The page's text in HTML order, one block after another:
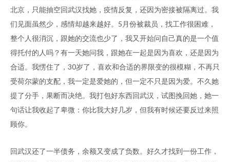
北京，只能抽空回武汉找她，疫情反复，还因为密接被隔离过。我
们见面虽然少，感情却越来越好。5月份被裁员，找工作很困难，
整个人很消沉，跟她的交流也少了，我又开始问自己真的是一个值
得托付的人吗？有一天她问我，跟她在一起是因为喜欢，还是因为
合适。我愣住了，30岁了，喜欢和合适的界限变的很模糊，不再只
受荷尔蒙的支配，我一定是爱她的，但一定不只是因为爱。不久她
提了分手，果断而决绝。我打包好东西回武汉，试图挽回她，她一
句话让我收起了卑微：你比我大好几岁，但我有时候还要反过来照
顾你。
回武汉还了一半债务，余额又变成了负数。好久才找到一份工作，